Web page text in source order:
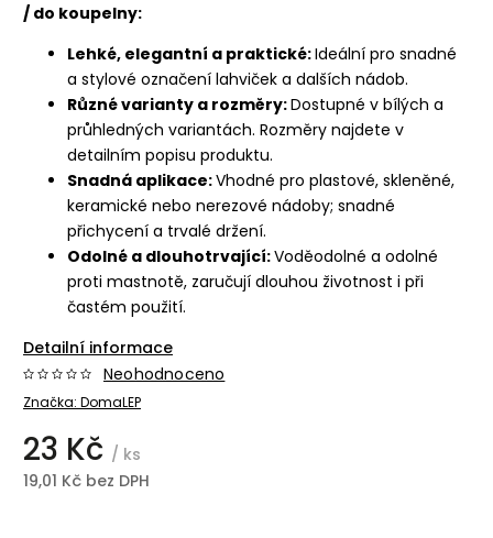
/ do koupelny:
Lehké, elegantní a praktické:Ideální pro snadné
a stylové označení lahviček a dalších nádob.
Různé varianty a rozměry:Dostupné v bílých a
průhledných variantách. Rozměry najdete v
detailním popisu produktu.
Snadná aplikace:Vhodné pro plastové, skleněné,
keramické nebo nerezové nádoby; snadné
přichycení a trvalé držení.
Odolné a dlouhotrvající:Voděodolné a odolné
proti mastnotě, zaručují dlouhou životnost i při
častém použití.
Detailní informace
Značka: DomaLEP
Neohodnoceno
23 Kč / ks
19,01 Kč bez DPH